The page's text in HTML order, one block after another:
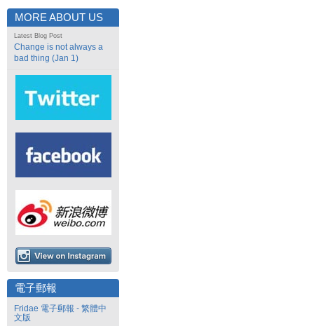
MORE ABOUT US
Latest Blog Post
Change is not always a
bad thing (Jan 1)
電子郵報
Fridae 電子郵報 - 繁體中
文版